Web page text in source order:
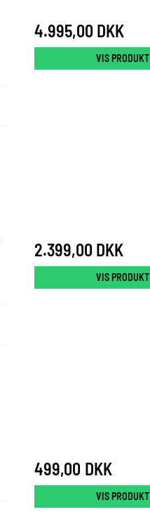
4.995,00 DKK
VIS PRODUKT
2.399,00 DKK
VIS PRODUKT
499,00 DKK
VIS PRODUKT